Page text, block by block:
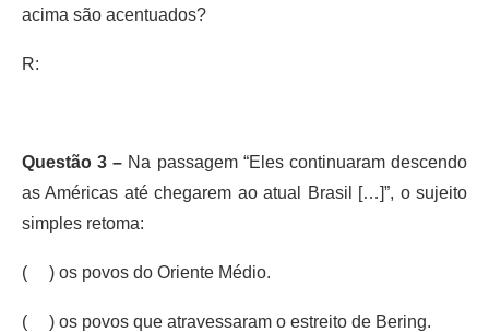
acima são acentuados?
R:
Questão 3 – Na passagem “Eles continuaram descendo
as Américas até chegarem ao atual Brasil […]”, o sujeito
simples retoma:
( ) os povos do Oriente Médio.
( ) os povos que atravessaram o estreito de Bering.